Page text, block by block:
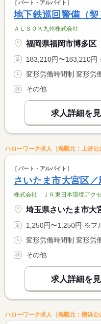
パート・アルバイト
地下鉄巡回警備（契
ＡＬＳＯＫ九州株式会社
福岡県福岡市博多区
183,210円〜183,210円 ※フルタイム求人の場合は
その他
求人詳細を
ハローワーク求人（掲載元：上野公
パート・アルバイト
さいたま市大宮区
株式会社 ＪＲ東日本環境アク
1,250円〜1,250円 ※フルタイム求人の場合は月
その他
求人詳細を
ハローワーク求人（掲載元：横浜公